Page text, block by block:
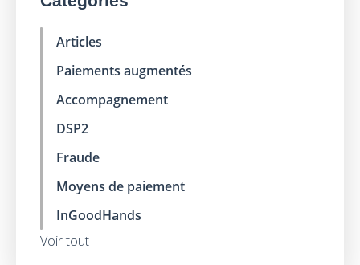
Articles
Paiements augmentés
Accompagnement
DSP2
Fraude
Moyens de paiement
InGoodHands
Voir tout